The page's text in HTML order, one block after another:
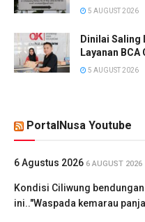
5 AUGUST 2026
Dinilai Saling
Layanan
5 AUGUST 2026
PortalNusa Youtube
6 Agustus 2026 6 AUGUST 2026
Kondisi Ciliwung
ini.."Waspada kemarau